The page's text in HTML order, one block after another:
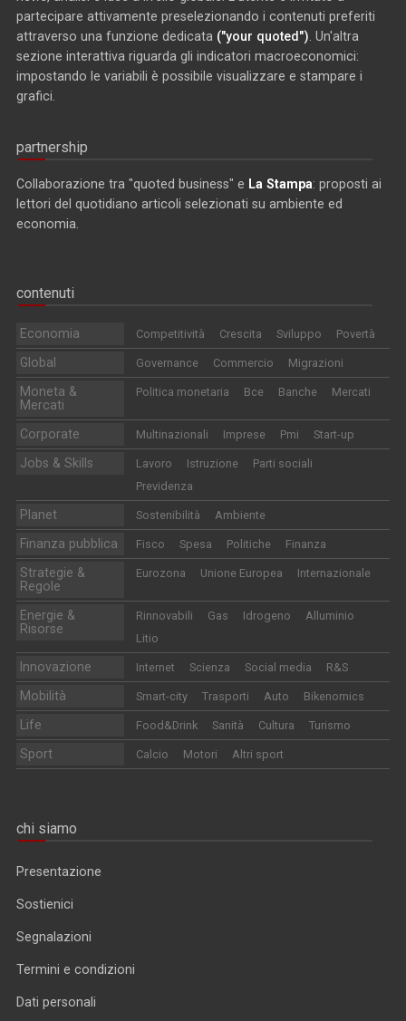
partecipare attivamente preselezionando i contenuti preferiti
attraverso una funzione dedicata ("your quoted") . Un'altra
sezione interattiva riguarda gli indicatori macroeconomici:
impostando le variabili è possibile visualizzare e stampare i
grafici.
partnership
Collaborazione tra "quoted business" e La Stampa: proposti ai
lettori del quotidiano articoli selezionati su ambiente ed
economia.
contenuti
Economia Competitività Crescita Sviluppo Povertà
Global Governance Commercio Migrazioni
Moneta &
Mercati
Politica monetaria Bce Banche Mercati
Corporate Multinazionali Imprese Pmi Start-up
Jobs & Skills Lavoro Istruzione
Parti sociali
Previdenza
Planet Sostenibilità Ambiente
Finanza pubblica Fisco Spesa Politiche Finanza
Strategie &
Regole
Eurozona Unione Europea Internazionale
Energie &
Risorse
Rinnovabili Gas Idrogeno
Alluminio
Litio
Innovazione Internet Scienza Social media R&S
Mobilità Smart-city Trasporti Auto Bikenomics
Life Food&Drink Sanità Cultura Turismo
Sport Calcio Motori Altri sport
chi siamo
Presentazione
Sostienici
Segnalazioni
Termini e condizioni
Dati personali